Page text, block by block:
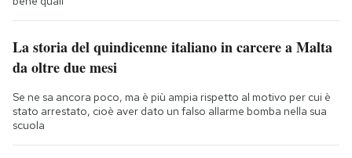
La storia del quindicenne italiano in carcere a Malta
da oltre due mesi
Se ne sa ancora poco, ma è più ampia rispetto al motivo per cui è
stato arrestato, cioè aver dato un falso allarme bomba nella sua
scuola